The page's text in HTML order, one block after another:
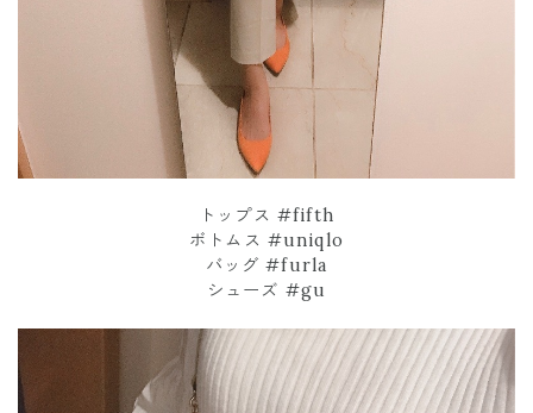
トップス #fifth
ボトムス #uniqlo
バッグ #furla
シューズ #gu